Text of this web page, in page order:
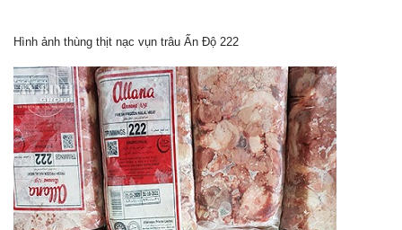
Hình ảnh thùng thịt nạc vụn trâu Ấn Độ 222